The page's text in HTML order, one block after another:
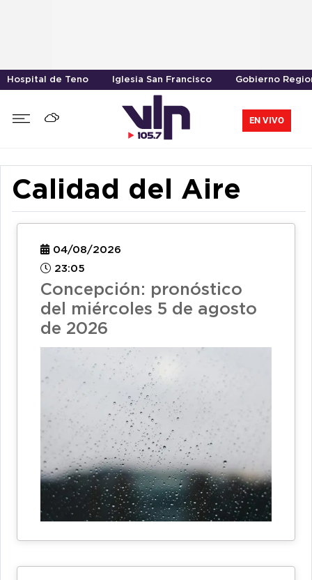
Hospital de Teno Iglesia San Francisco Gobierno
EN VIVO
Calidad del Aire
04/08/2026
23:05
Concepción: pronóstico
del miércoles 5 de agosto
de 2026